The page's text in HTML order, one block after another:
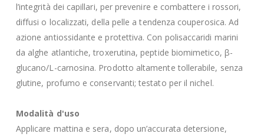
l’integrità dei capillari, per prevenire e combattere i rossori,
diffusi o localizzati, della pelle a tendenza couperosica. Ad
azione antiossidante e protettiva. Con polisaccaridi marini
da alghe atlantiche, troxerutina, peptide biomimetico, β-
glucano/L-carnosina. Prodotto altamente tollerabile, senza
glutine, profumo e conservanti; testato per il nichel.
Modalità d'uso
Applicare mattina e sera, dopo un’accurata detersione,